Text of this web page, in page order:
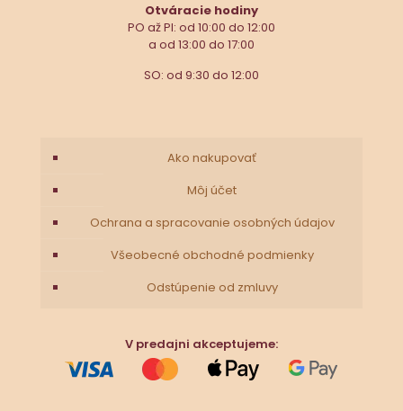
Otváracie hodiny
PO až PI: od 10:00 do 12:00
a od 13:00 do 17:00
SO: od 9:30 do 12:00
Ako nakupovať
Môj účet
Ochrana a spracovanie osobných údajov
Všeobecné obchodné podmienky
Odstúpenie od zmluvy
V predajni akceptujeme: